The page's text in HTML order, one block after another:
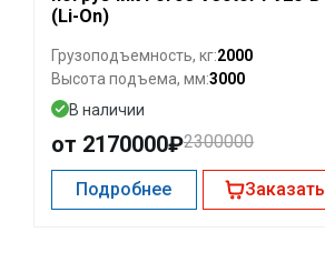
(Li-On)
Грузоподъемность, кг:2000
Высота подъема, мм:3000
В наличии
от 2170000₽2300000
Подробнее Заказать